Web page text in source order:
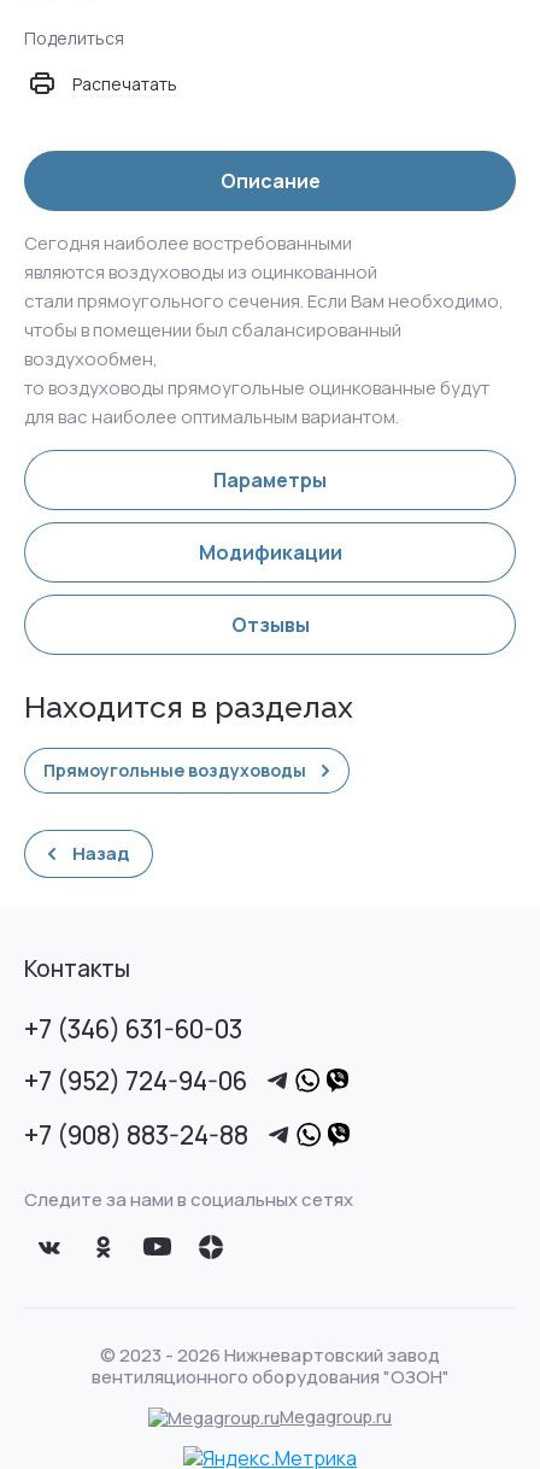
Поделиться
Распечатать
Описание
Сегодня наиболее востребованными
являются воздуховоды из оцинкованной
стали прямоугольного сечения. Если Вам необходимо,
чтобы в помещении был сбалансированный
воздухообмен,
то воздуховоды прямоугольные оцинкованные будут
для вас наиболее оптимальным вариантом.
Параметры
Модификации
Отзывы
Находится в разделах
Прямоугольные воздуховоды
Назад
Контакты
+7 (346) 631-60-03
+7 (952) 724-94-06
+7 (908) 883-24-88
Следите за нами в социальных сетях
© 2023 - 2026 Нижневартовский завод
вентиляционного оборудования "ОЗОН"
Megagroup.ru